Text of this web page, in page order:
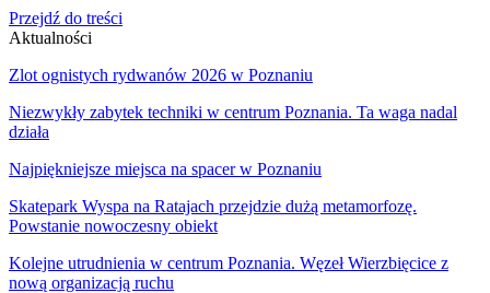
Przejdź do treści
Aktualności
Zlot ognistych rydwanów 2026 w Poznaniu
Niezwykły zabytek techniki w centrum Poznania. Ta waga nadal
działa
Najpiękniejsze miejsca na spacer w Poznaniu
Skatepark Wyspa na Ratajach przejdzie dużą metamorfozę.
Powstanie nowoczesny obiekt
Kolejne utrudnienia w centrum Poznania. Węzeł Wierzbięcice z
nową organizacją ruchu